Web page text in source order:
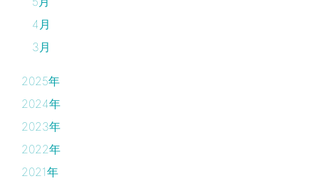
4月
3月
2025年
2024年
2023年
2022年
2021年